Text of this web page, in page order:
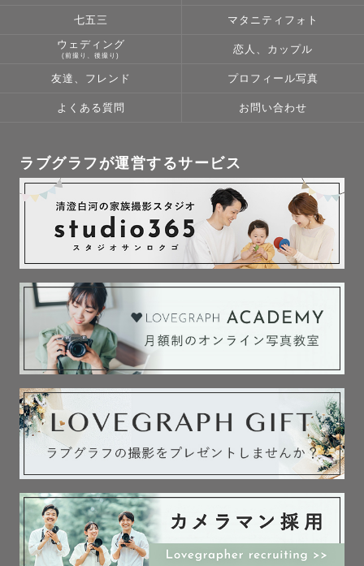
七五三 マタニティフォト
ウェディング
(前撮り、後撮り)
恋人、カップル
友達、フレンド プロフィール写真
よくある質問 お問い合わせ
ラブグラフが運営するサービス